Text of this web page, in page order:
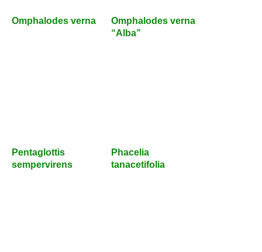
Omphalodes verna
Omphalodes verna
“Alba”
Pentaglottis
sempervirens
Phacelia
tanacetifolia